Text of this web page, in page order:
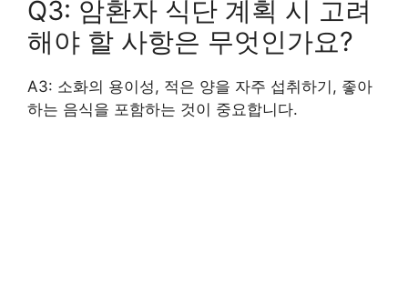
Q3: 암환자 식단 계획 시 고려
해야 할 사항은 무엇인가요?
A3: 소화의 용이성, 적은 양을 자주 섭취하기, 좋아
하는 음식을 포함하는 것이 중요합니다.